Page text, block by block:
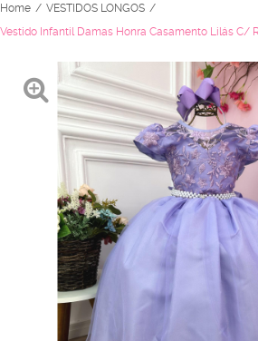
Home
VESTIDOS LONGOS
Vestido Infantil Damas Honra Casamento Lilás C/